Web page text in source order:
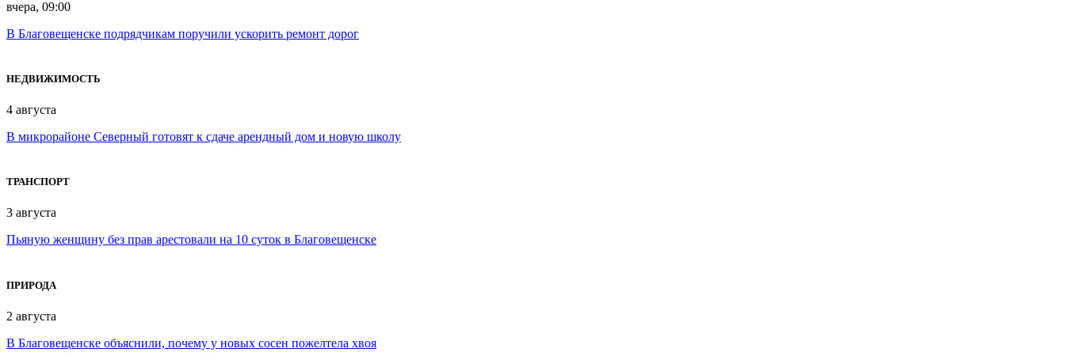
вчера, 09:00
В Благовещенске подрядчикам поручили ускорить ремонт дорог
НЕДВИЖИМОСТЬ
4 августа
В микрорайоне Северный готовят к сдаче арендный дом и новую школу
ТРАНСПОРТ
3 августа
Пьяную женщину без прав арестовали на 10 суток в Благовещенске
ПРИРОДА
2 августа
В Благовещенске объяснили, почему у новых сосен пожелтела хвоя